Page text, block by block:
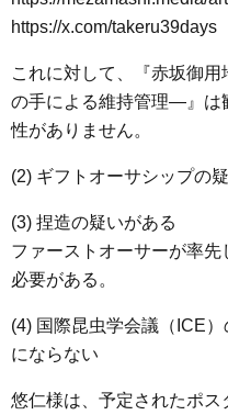
https://x.com/takeru39days
これに対して、『赤坂御
の手による維持管理―』は
性がありません。
(2) ギフトオーサシップの
(3) 捏造の疑いがある
ファーストオーサーが率
必要がある。
(4) 国際昆虫学会議（ICE
にならない
悠仁様は、予定されたポ